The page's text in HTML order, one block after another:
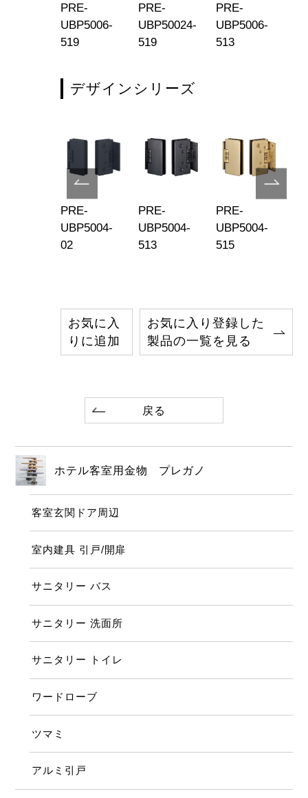
PRE-
UBP5006-
519
PRE-
UBP50024-
519
PRE-
UBP5006-
513
デザインシリーズ
PRE-
UBP5004-
02
PRE-
UBP5004-
513
PRE-
UBP5004-
515
お気に入
りに追加
お気に入り登録した
製品の一覧を見る
戻る
ホテル客室用金物 プレガノ
客室玄関ドア周辺
室内建具 引戸/開扉
サニタリー バス
サニタリー 洗面所
サニタリー トイレ
ワードローブ
ツマミ
アルミ引戸